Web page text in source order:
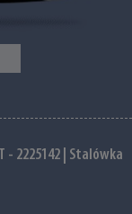
- 2225142 | Stalówka